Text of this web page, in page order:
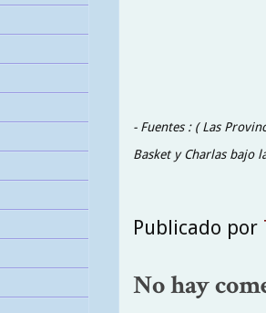
- Fuentes : ( Las
Basket y Charlas bajo
Publicado por
No hay